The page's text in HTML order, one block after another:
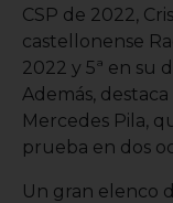
CSP de 2022,
castellonense
2022 y 5ª en su
Además,
Mercedes Pila,
prueba en dos
Un gran elenco